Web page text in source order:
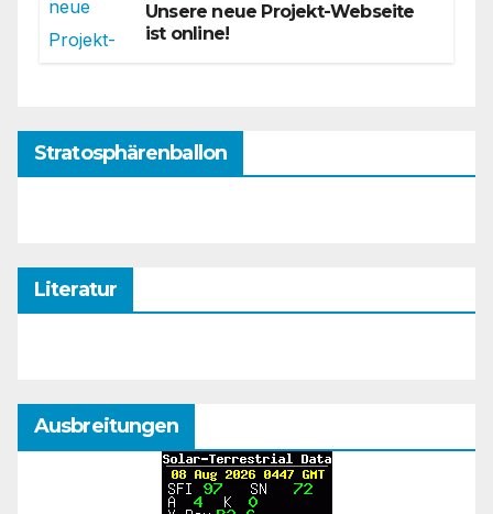
Unsere neue Projekt-Webseite
ist online!
Stratosphärenballon
Literatur
Ausbreitungen